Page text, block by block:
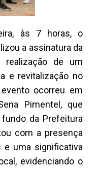
às 7 horas, o
a assinatura da
realização de um
e revitalização no
ocorreu em
Pimentel, que
da Prefeitura
com a presença
e uma significativa
evidenciando o